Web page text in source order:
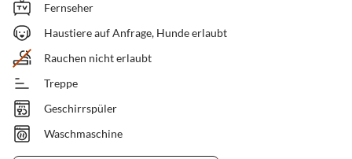
Fernseher
Haustiere auf Anfrage, Hunde erlaubt
Rauchen nicht erlaubt
Treppe
Geschirrspüler
Waschmaschine